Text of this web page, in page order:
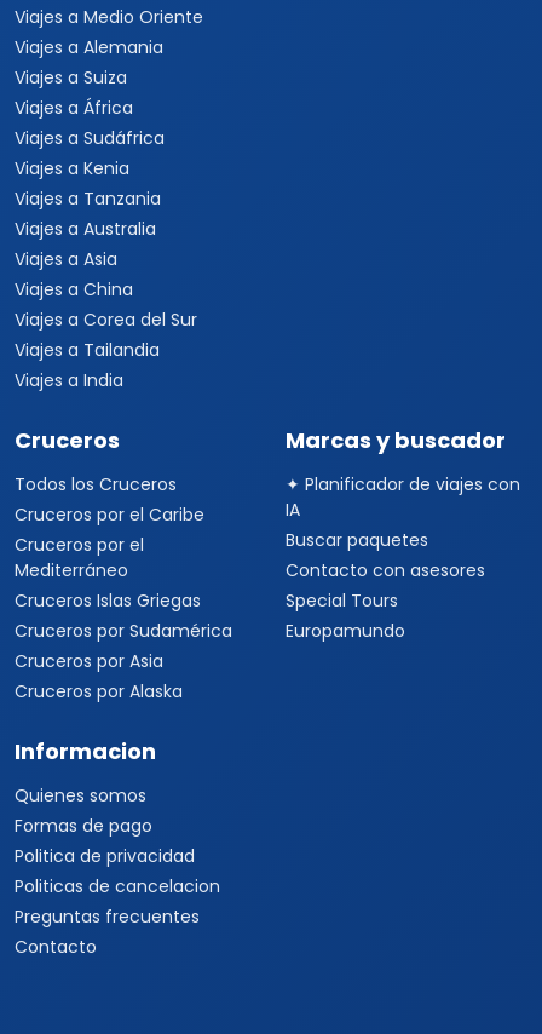
Viajes a Medio Oriente
Viajes a Alemania
Viajes a Suiza
Viajes a África
Viajes a Sudáfrica
Viajes a Kenia
Viajes a Tanzania
Viajes a Australia
Viajes a Asia
Viajes a China
Viajes a Corea del Sur
Viajes a Tailandia
Viajes a India
Cruceros
Todos los Cruceros
Cruceros por el Caribe
Cruceros por el
Mediterráneo
Cruceros Islas Griegas
Cruceros por Sudamérica
Cruceros por Asia
Cruceros por Alaska
Marcas y buscador
✦ Planificador de viajes con
IA
Buscar paquetes
Contacto con asesores
Special Tours
Europamundo
Informacion
Quienes somos
Formas de pago
Politica de privacidad
Politicas de cancelacion
Preguntas frecuentes
Contacto